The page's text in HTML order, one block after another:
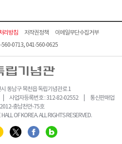
리방침 저작권정책
이메일무단수집거부
0713, 041-560-0625
동남구 목천읍 독립기념관로 1
| 사업자등록번호 : 312-82-02552 | 통신판매업
충남천안-75호
OF KOREA. ALL RIGHTS RESERVED.